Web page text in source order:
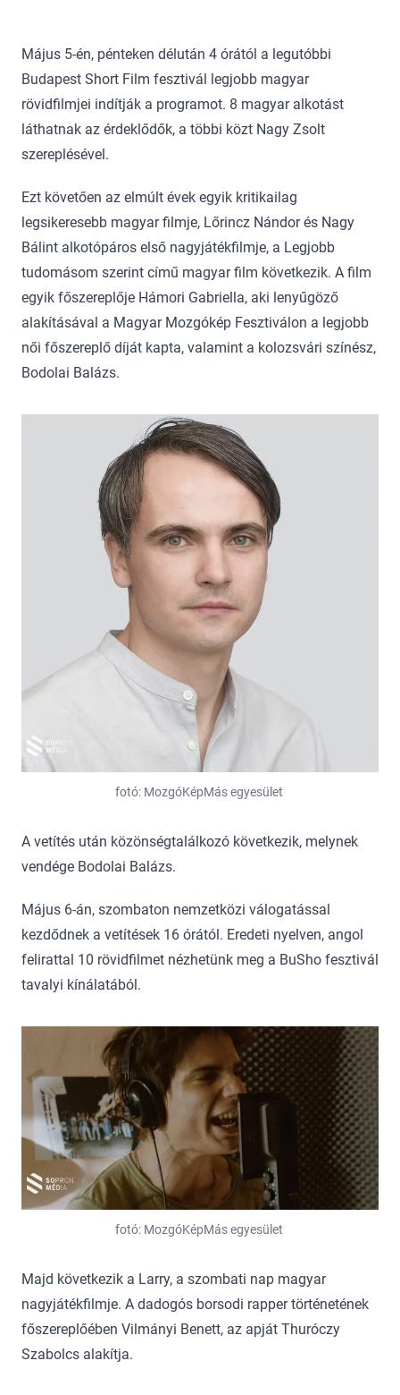
Május 5-én, pénteken délután 4 órától a legutóbbi
Budapest Short Film fesztivál legjobb magyar
rövidfilmjei indítják a programot. 8 magyar alkotást
láthatnak az érdeklődők, a többi közt Nagy Zsolt
szereplésével.
Ezt követően az elmúlt évek egyik kritikailag
legsikeresebb magyar filmje, Lőrincz Nándor és Nagy
Bálint alkotópáros első nagyjátékfilmje, a Legjobb
tudomásom szerint című magyar film következik. A film
egyik főszereplője Hámori Gabriella, aki lenyűgöző
alakításával a Magyar Mozgókép Fesztiválon a legjobb
női főszereplő díját kapta, valamint a kolozsvári színész,
Bodolai Balázs.
fotó: MozgóKépMás egyesület
A vetítés után közönségtalálkozó következik, melynek
vendége Bodolai Balázs.
Május 6-án, szombaton nemzetközi válogatással
kezdődnek a vetítések 16 órától. Eredeti nyelven, angol
felirattal 10 rövidfilmet nézhetünk meg a BuSho fesztivál
tavalyi kínálatából.
fotó: MozgóKépMás egyesület
Majd következik a Larry, a szombati nap magyar
nagyjátékfilmje. A dadogós borsodi rapper történetének
főszereplőében Vilmányi Benett, az apját Thuróczy
Szabolcs alakítja.